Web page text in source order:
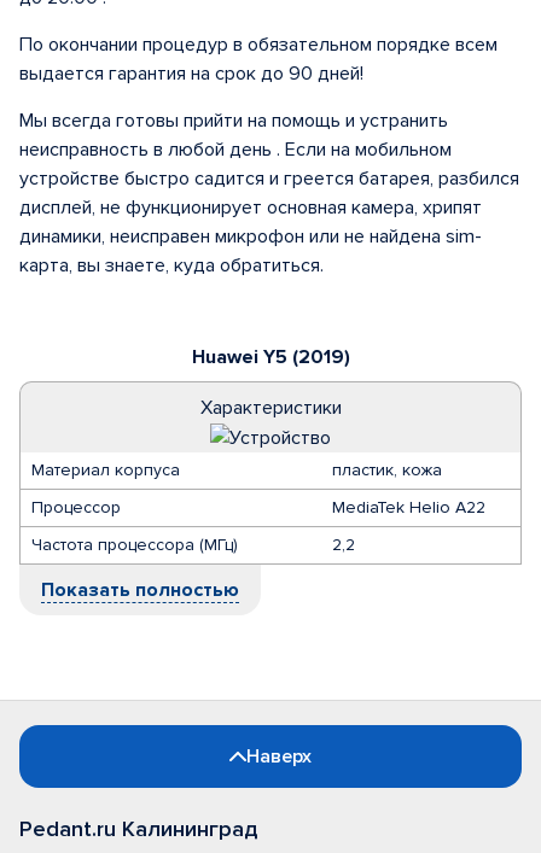
Huawei Y5 (2019)
Характеристики
Материал корпуса
пластик, кожа
Процессор
MediaTek Helio A22
Частота процессора (МГц)
2,2
Показать полностью
По окончании процедур в обязательном порядке всем
выдается гарантия на срок до 90 дней!
Мы всегда готовы прийти на помощь и устранить
неисправность в любой день . Если на мобильном
устройстве быстро садится и греется батарея, разбился
дисплей, не функционирует основная камера, хрипят
динамики, неисправен микрофон или не найдена sim-
карта, вы знаете, куда обратиться.
Наверх
Pedant.ru Калининград